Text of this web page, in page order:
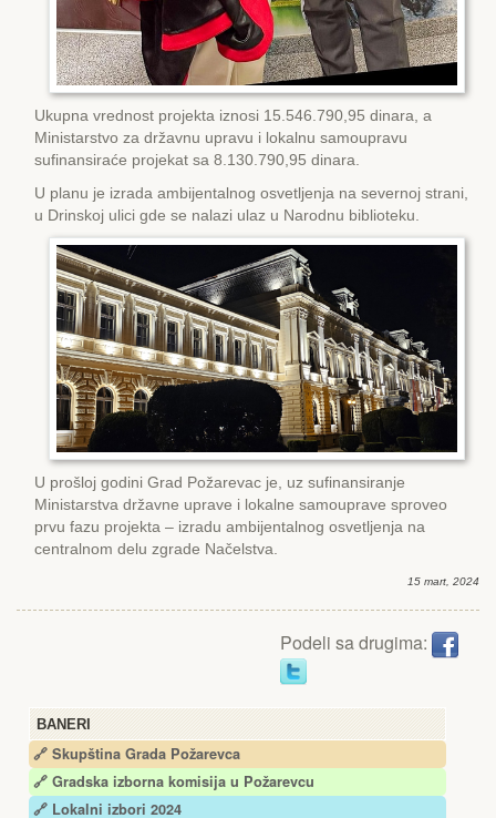
BANERI
🔗 Skupština Grada Požarevca
🔗 Gradska izborna komisija u Požarevcu
🔗 Lokalni izbori 2024
Ukupna vrednost projekta iznosi 15.546.790,95 dinara, a
Ministarstvo za državnu upravu i lokalnu samoupravu
sufinansiraće projekat sa 8.130.790,95 dinara.
U planu je izrada ambijentalnog osvetljenja na severnoj strani,
u Drinskoj ulici gde se nalazi ulaz u Narodnu biblioteku.
U prošloj godini Grad Požarevac je, uz sufinansiranje
Ministarstva državne uprave i lokalne samouprave sproveo
prvu fazu projekta – izradu ambijentalnog osvetljenja na
centralnom delu zgrade Načelstva.
15 mart, 2024
Podeli sa drugima: